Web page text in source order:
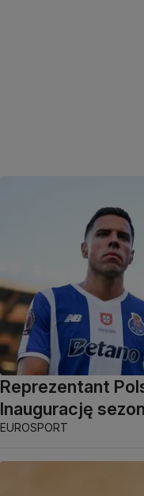
Reprezentant
Inaugurację
EUROSPORT